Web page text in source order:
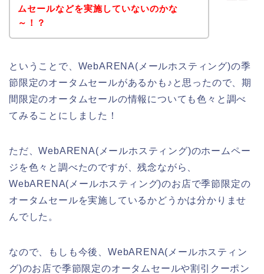
ムセールなどを実施していないのかな
～！？
ということで、WebARENA(メールホスティング)の季
節限定のオータムセールがあるかも♪と思ったので、期
間限定のオータムセールの情報についても色々と調べ
てみることにしました！
ただ、WebARENA(メールホスティング)のホームペー
ジを色々と調べたのですが、残念ながら、
WebARENA(メールホスティング)のお店で季節限定の
オータムセールを実施しているかどうかは分かりませ
んでした。
なので、もしも今後、WebARENA(メールホスティン
グ)のお店で季節限定のオータムセールや割引クーポン